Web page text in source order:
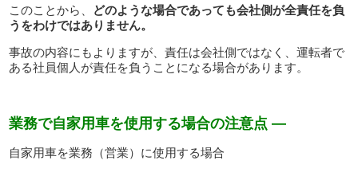
このことから、
どのような場合であっても会社側が全責任を負
うをわけではありません。
事故の内容にもよりますが、責任は会社側ではなく、運転者で
ある社員個人が責任を負うことになる場合があります。
業務で自家用車を使用する場合の注意点 —
自家用車を業務（営業）に使用する場合